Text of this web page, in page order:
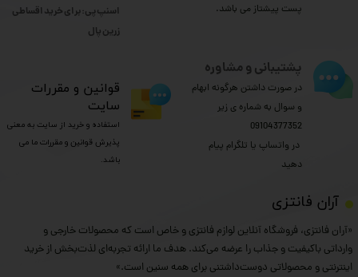
پست پیشتاز می باشد.
​آران فانتزی
«آران فانتزی، فروشگاه آنلاین لوازم فانتزی و خاص است که محصولات خارجی و
وارداتی باکیفیت و جذاب را عرضه می‌کند. هدف ما ارائه تجربه‌ای لذت‌بخش از خرید
اینترنتی و محصولاتی دوست‌داشتنی برای همه سنین است.»
اسنپ پی: برای خرید اقساطی
​​​​​​​زرین پال
پشتیبانی و مشاوره
در صورت داشتن هرگونه ابهام
و سوال به شماره ی زیر
09104377352
​​​​​​​ در واتساپ یا تلگرام پیام
دهید
​قوانین و مقررات
سایت
استفاده و خرید از سایت به معنی
پذیرش قوانین و مقررات ما می
باشد.